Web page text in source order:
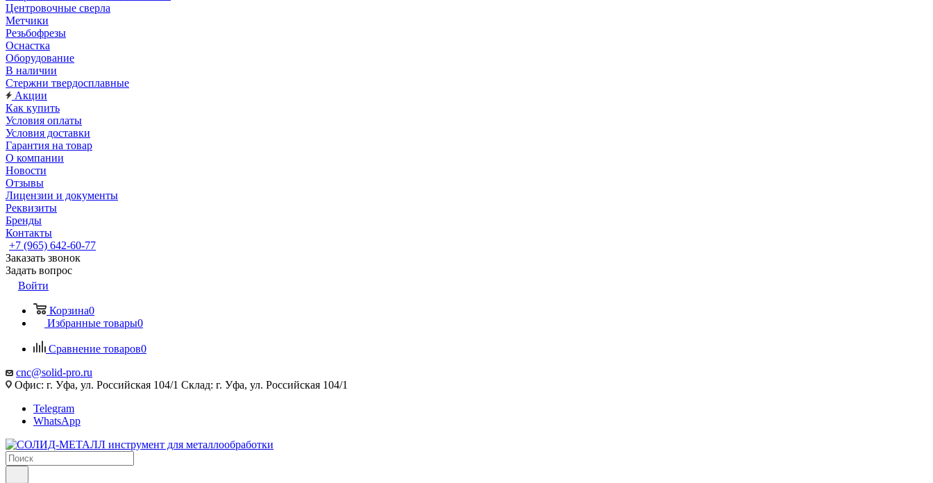
Центровочные сверла
Метчики
Резьбофрезы
Оснастка
Оборудование
В наличии
Стержни твердосплавные
Акции
Как купить
Условия оплаты
Условия доставки
Гарантия на товар
О компании
Новости
Отзывы
Лицензии и документы
Реквизиты
Бренды
Контакты
+7 (965) 642-60-77
Заказать звонок
Задать вопрос
Войти
Корзина0
Избранные товары0
Сравнение товаров0
cnc@solid-pro.ru
Офис: г. Уфа, ул. Российская 104/1 Склад: г. Уфа, ул. Российская 104/1
Telegram
WhatsApp